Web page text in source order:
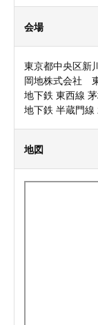
会場
東京都中央区新
岡地株式会社
地下鉄 東西線
地下鉄 半蔵門
地図